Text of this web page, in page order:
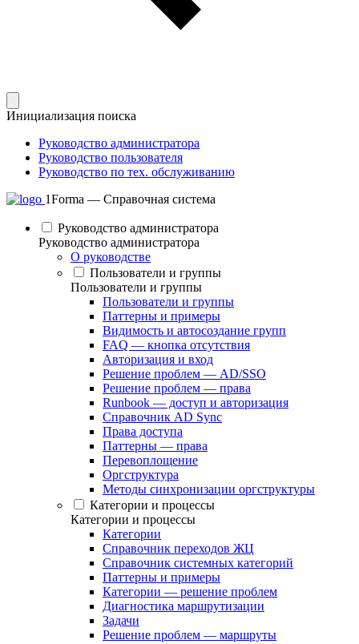
Инициализация поиска
Руководство администратора
Руководство пользователя
Руководство по тех. обслуживанию
1Forma — Справочная система
Руководство администратора
Руководство администратора
О руководстве
Пользователи и группы
Пользователи и группы
Пользователи и группы
Паттерны и примеры
Видимость и автосоздание групп
FAQ — кнопка отсутствия
Авторизация и вход
Решение проблем — AD/SSO
Решение проблем — права
Runbook — доступ и авторизация
Справочник AD Sync
Права доступа
Паттерны — права
Перевоплощение
Оргструктура
Методы синхронизации оргструктуры
Категории и процессы
Категории и процессы
Категории
Справочник переходов ЖЦ
Справочник системных категорий
Паттерны и примеры
Категории — решение проблем
Диагностика маршрутизации
Задачи
Решение проблем — маршруты